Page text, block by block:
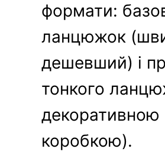
формати:
ланцюжок
дешевший) і
тонкого
декоративною
коробкою).